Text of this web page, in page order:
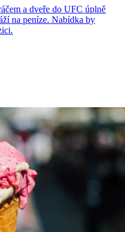
a dveře do UFC úplně
na peníze. Nabídka by